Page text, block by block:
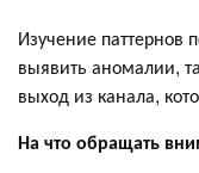
Изучение паттернов
выявить аномалии,
выход из канала,
На что обращать